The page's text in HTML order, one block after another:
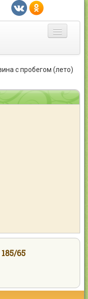
Войти
с пробегом (лето)
65